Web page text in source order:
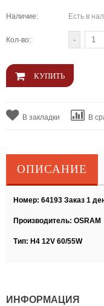
Наличие: Есть в
Кол-во:
В закладки В
ОПИСАНИЕ
Номер: 64193 Заказ 1
Производитель: OSRAM
Тип: H4 12V 60/55W
ИНФОРМАЦИЯ